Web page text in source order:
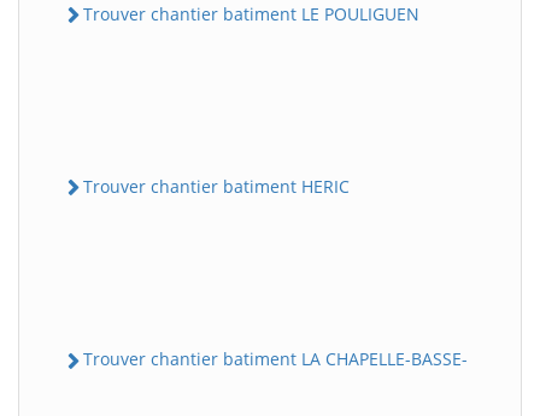
Trouver chantier batiment LE POULIGUEN
Trouver chantier batiment HERIC
Trouver chantier batiment LA CHAPELLE-BASSE-